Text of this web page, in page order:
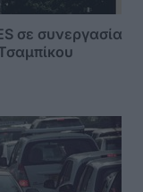
σε συνεργασία